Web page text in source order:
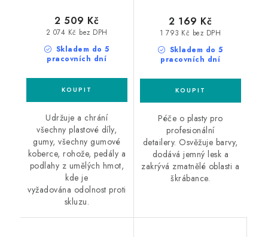
Skladem do 5
pracovních dní
2 074 Kč bez DPH
2 509 Kč
Udržuje a chrání
všechny plastové díly,
gumy, všechny gumové
koberce, rohože, pedály a
podlahy z umělých hmot,
kde je
vyžadována odolnost proti
skluzu.
Skladem do 5
pracovních dní
1 793 Kč bez DPH
2 169 Kč
Péče o plasty pro
profesionální
detailery. Osvěžuje barvy,
dodává jemný lesk a
zakrývá zmatnělé oblasti a
škrábance.